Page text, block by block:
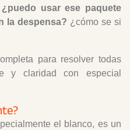
de reserva?
¿puedo usar ese paquete
la despensa? ¿cómo se si
para resolver todas
y claridad con especial
el blanco, es un